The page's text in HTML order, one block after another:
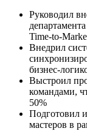
Руководил
Time-to-
Внедрил
бизнес-
Выстроил
командами,
50%
Подготовил
мастеров в